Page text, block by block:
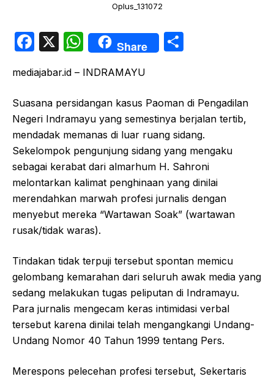
Oplus_131072
F
c
e
b
o
o
k
X
W
h
at
s
A
p
p
Share
e
mediajabar.id – ​INDRAMAYU
Suasana persidangan kasus Paoman di Pengadilan
Negeri Indramayu yang semestinya berjalan tertib,
mendadak memanas di luar ruang sidang.
Sekelompok pengunjung sidang yang mengaku
sebagai kerabat dari almarhum H. Sahroni
melontarkan kalimat penghinaan yang dinilai
merendahkan marwah profesi jurnalis dengan
menyebut mereka “Wartawan Soak” (wartawan
rusak/tidak waras).
​Tindakan tidak terpuji tersebut spontan memicu
gelombang kemarahan dari seluruh awak media yang
sedang melakukan tugas peliputan di Indramayu.
Para jurnalis mengecam keras intimidasi verbal
tersebut karena dinilai telah mengangkangi Undang-
Undang Nomor 40 Tahun 1999 tentang Pers.
​​Merespons pelecehan profesi tersebut, Sekertaris